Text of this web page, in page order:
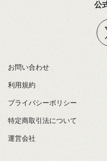
公
お問い合わせ
利用規約
プライバシーポリシー
特定商取引法について
運営会社